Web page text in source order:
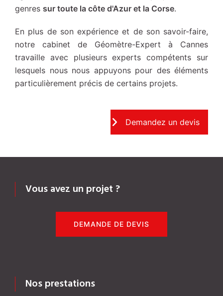
genres sur toute la côte d'Azur et la Corse.
En plus de son expérience et de son savoir-faire,
notre cabinet de Géomètre-Expert à Cannes
travaille avec plusieurs experts compétents sur
lesquels nous nous appuyons pour des éléments
particulièrement précis de certains projets.
Demandez un devis
Vous avez un projet ?
DEMANDE DE DEVIS
Nos prestations